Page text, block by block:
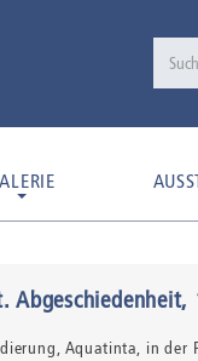
.Abgeschiedenheit,
Aquatinta, in der